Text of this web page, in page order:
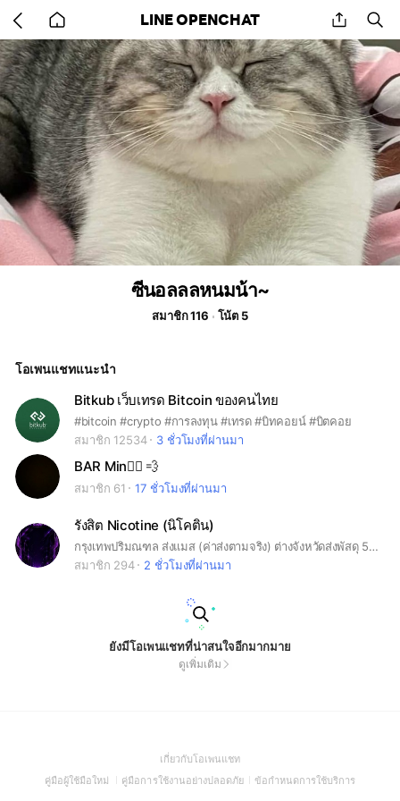
back
to
home
LINE OPENCHAT share
ซีนอลลลหนมน้า~
สมาชิก 116 โน้ต 5
โอเพนแชทแนะนำ
Bitkub เว็บเทรด Bitcoin ของคนไทย
#bitcoin #crypto #การลงทุน #เทรด #บิทคอยน์ #บิตคอย
สมาชิก 12534
3 ชั่วโมงที่ผ่านมา
BAR Min❤️‍🔥 💨
สมาชิก 61 17 ชั่วโมงที่ผ่านมา
รังสิต Nicotine (นิโคติน)
กรุงเทพปริมณฑล ส่งแมส (ค่าส่งตามจริง) ต่างจังหวัดส่งพัสดุ 50 พื้นที่ห่างไกล+30
สมาชิก 294
2 ชั่วโมงที่ผ่านมา
ยังมีโอเพนแชทที่น่าสนใจอีกมากมาย
ดูเพิ่มเติม
เกี่ยวกับโอเพนแชท(Open
in
คู่มือผู้ใช้มือใหม่
(Open
คู่มือการใช้งานอย่างปลอดภัย(Open
ข้อกำหนดการใช้บริการ(Open